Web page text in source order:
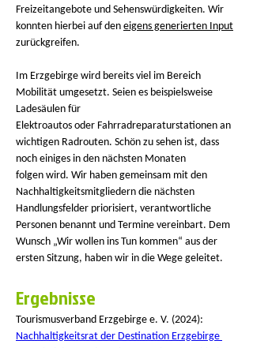
Freizeitangebote und Sehenswürdigkeiten. Wir
konnten hierbei auf den eigens generierten Input
zurückgreifen.
Im Erzgebirge wird bereits viel im Bereich
Mobilität umgesetzt. Seien es beispielsweise
Ladesäulen für
Elektroautos oder Fahrradreparaturstationen an
wichtigen Radrouten. Schön zu sehen ist, dass
noch einiges in den nächsten Monaten
folgen wird. Wir haben gemeinsam mit den
Nachhaltigkeitsmitgliedern die nächsten
Handlungsfelder priorisiert, verantwortliche
Personen benannt und Termine vereinbart. Dem
Wunsch „Wir wollen ins Tun kommen“ aus der
ersten Sitzung, haben wir in die Wege geleitet.
Ergebnisse
Tourismusverband Erzgebirge e. V. (2024):
Nachhaltigkeitsrat der Destination Erzgebirge